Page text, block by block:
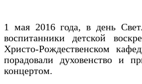
1 мая 2016 года, в день
воспитанники детской
Христо-Рождественском
порадовали духовенство и
концертом.